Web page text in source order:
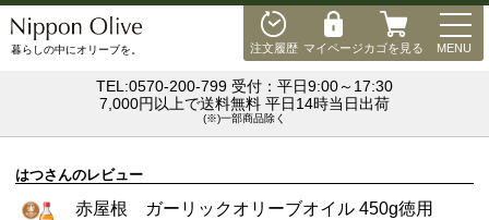
注文履歴 マイページカゴを見る MENU
暮らしの中にオリーブを。
TEL:0570-200-799 受付：平日9:00～17:30
7,000円以上で送料無料 平日14時当日出荷
(※)一部商品除く
はつさんのレビュー
赤屋根 ガーリックオリーブオイル 450g徳用